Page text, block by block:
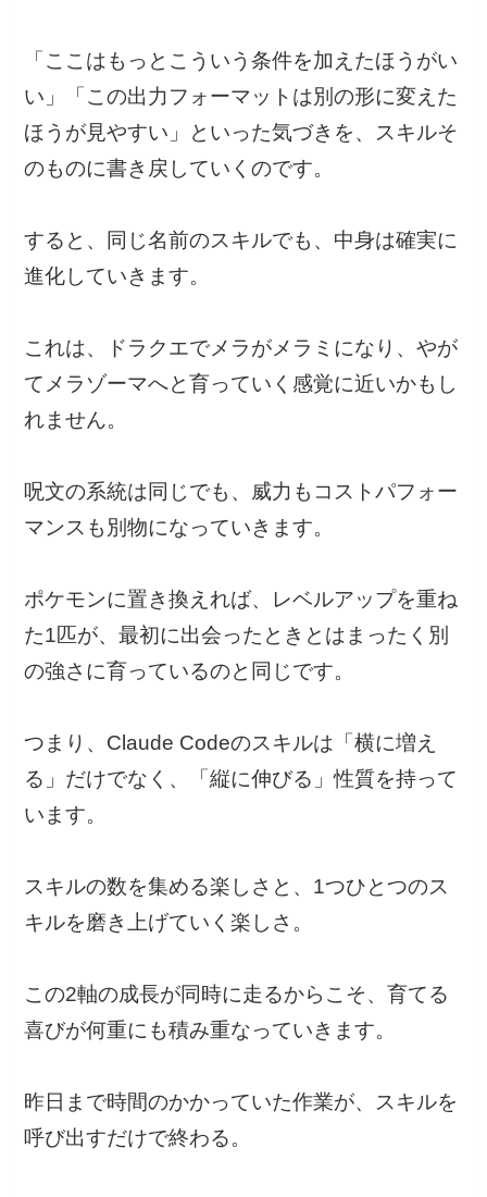
「ここはもっとこういう条件を加えたほうがい
い」「この出力フォーマットは別の形に変えた
ほうが見やすい」といった気づきを、スキルそ
のものに書き戻していくのです。
すると、同じ名前のスキルでも、中身は確実に
進化していきます。
これは、ドラクエでメラがメラミになり、やが
てメラゾーマへと育っていく感覚に近いかもし
れません。
呪文の系統は同じでも、威力もコストパフォー
マンスも別物になっていきます。
ポケモンに置き換えれば、レベルアップを重ね
た1匹が、最初に出会ったときとはまったく別
の強さに育っているのと同じです。
つまり、Claude Codeのスキルは「横に増え
る」だけでなく、「縦に伸びる」性質を持って
います。
スキルの数を集める楽しさと、1つひとつのス
キルを磨き上げていく楽しさ。
この2軸の成長が同時に走るからこそ、育てる
喜びが何重にも積み重なっていきます。
昨日まで時間のかかっていた作業が、スキルを
呼び出すだけで終わる。